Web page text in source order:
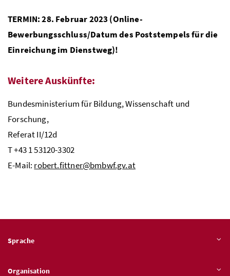
TERMIN: 28. Februar 2023 (Online-
Bewerbungsschluss/Datum des Poststempels für die
Einreichung im Dienstweg)!
Weitere Auskünfte:
Bundesministerium für Bildung, Wissenschaft und
Forschung,
Referat II/12d
T +43 1 53120-3302
E-Mail: robert.fittner@bmbwf.gv.at
Sprache
Organisation